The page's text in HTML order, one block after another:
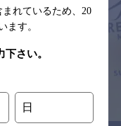
掲載情報については、
ますので、
れているため、 20
ます。
さい。
日